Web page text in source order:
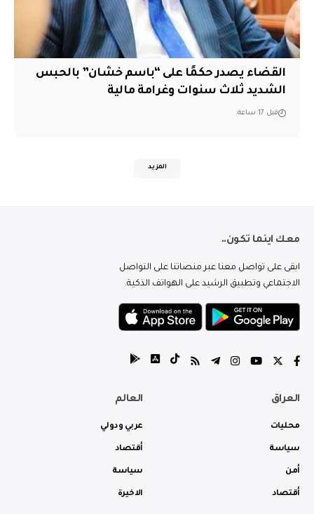
القضاء يصدر حكمًا على “باسم خشان” بالحبس
الشديد ثلاث سنوات وغرامة مالية
قبل 17 ساعة
المزيد
معك اينما تكون..
ابقى على تواصل معنا عبر منصاتنا على التواصل
الاجتماعي وتطبيق الرشيد على الهواتف الذكية.
العراق
محليات
سياسة
أمن
أقتصاد
العالم
عربي ودولي
أقتصاد
سياسة
الاخيرة